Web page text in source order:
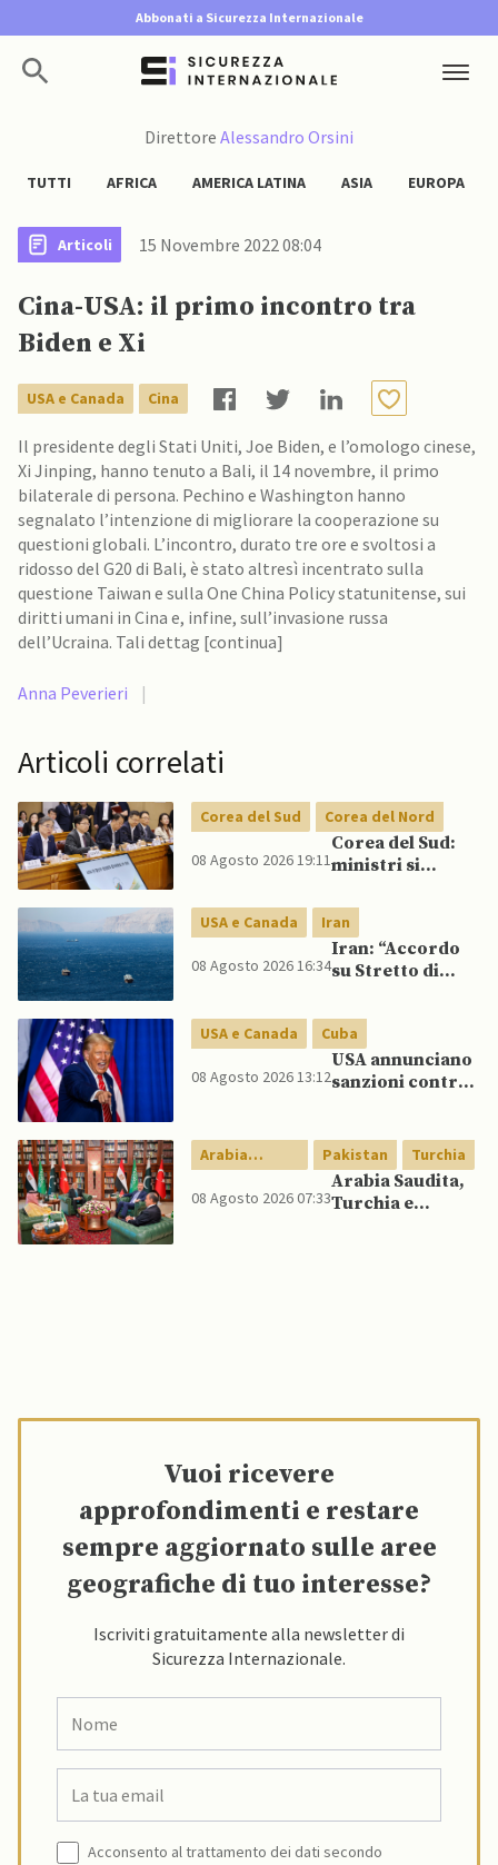
Abbonati a Sicurezza Internazionale
Direttore Alessandro Orsini
TUTTI AFRICA AMERICA LATINA ASIA EUROPA
Articoli 15 Novembre 2022 08:04
Cina-USA: il primo incontro tra
Biden e Xi
USA e Canada Cina
Il presidente degli Stati Uniti, Joe Biden, e l’omologo cinese,
Xi Jinping, hanno tenuto a Bali, il 14 novembre, il primo
bilaterale di persona. Pechino e Washington hanno
segnalato l’intenzione di migliorare la cooperazione su
questioni globali. L’incontro, durato tre ore e svoltosi a
ridosso del G20 di Bali, è stato altresì incentrato sulla
questione Taiwan e sulla One China Policy statunitense, sui
diritti umani in Cina e, infine, sull’invasione russa
dell’Ucraina. Tali dettag [continua]
Anna Peverieri |
Articoli correlati
Corea del Sud Corea del Nord
08 Agosto 2026 19:11
Corea del Sud:
ministri si
pubblicamente
su politica con il
Nord, mentre
Lee spinge per
USA e Canada Iran
08 Agosto 2026 16:34
Iran: “Accordo
su Stretto di
ma non aprirà il
canale”
USA e Canada Cuba
08 Agosto 2026 13:12
USA annunciano
sanzioni contro
Arabia
Saudita
Pakistan Turchia
08 Agosto 2026 07:33
Arabia Saudita,
Turchia e
Vuoi ricevere
approfondimenti e restare
sempre aggiornato sulle aree
geografiche di tuo interesse?
Iscriviti gratuitamente alla newsletter di
Sicurezza Internazionale.
Acconsento al trattamento dei dati secondo